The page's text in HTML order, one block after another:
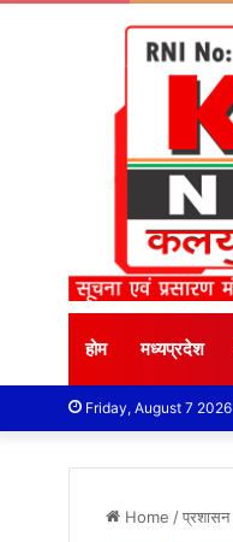
होम मध्यप्रदेश
Friday, August 7 2026
Home /प्रशासन